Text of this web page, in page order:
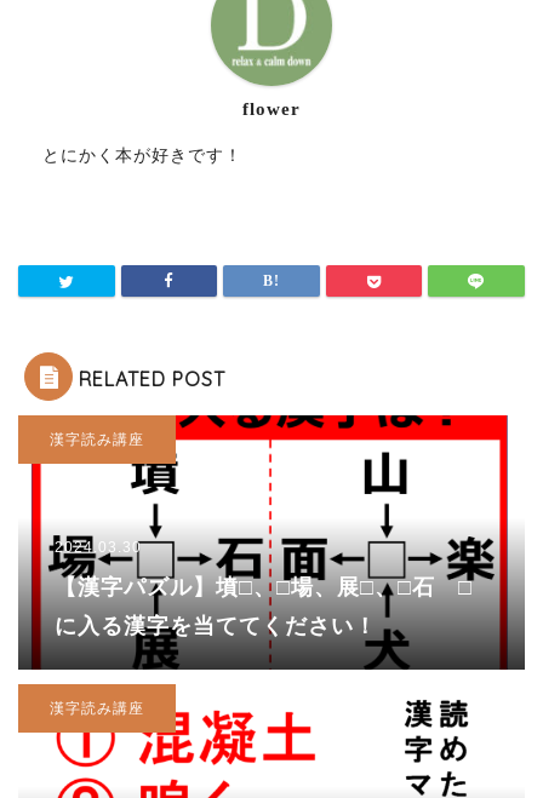
flower
とにかく本が好きです！
RELATED POST
漢字読み講座
2024.03.30
【漢字パズル】墳□、□場、展□、□石 □
に入る漢字を当ててください！
漢字読み講座